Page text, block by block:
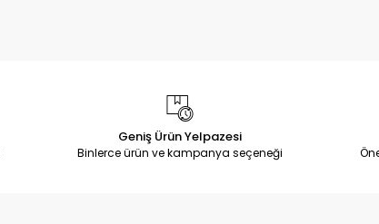
Geniş Ürün Yelpazesi
Binlerce ürün ve kampanya seçeneği